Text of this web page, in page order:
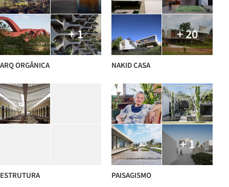
+ 1
ARQ ORGÂNICA
+ 20
NAKID CASA
ESTRUTURA
+ 1
PAISAGISMO